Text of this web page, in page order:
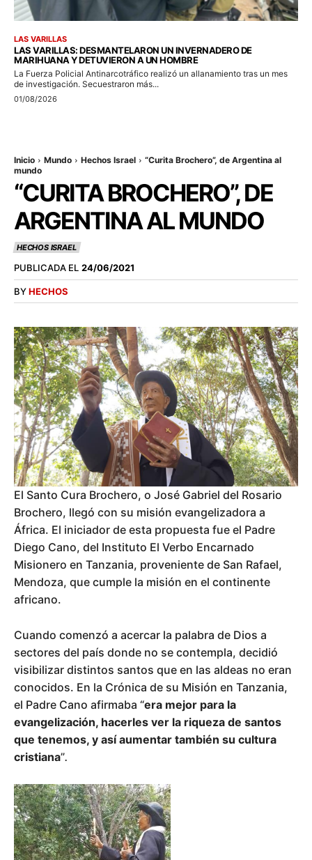
LAS VARILLAS
LAS VARILLAS: DESMANTELARON UN INVERNADERO DE
MARIHUANA Y DETUVIERON A UN HOMBRE
La Fuerza Policial Antinarcotráfico realizó un allanamiento tras un mes
de investigación. Secuestraron más...
01/08/2026